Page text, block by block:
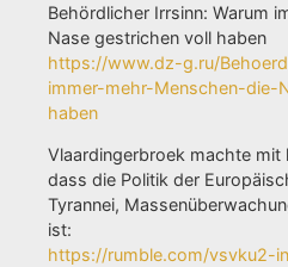
Behördlicher Irrsinn: Warum
Nase gestrichen voll haben
https://www.dz-g.ru/
immer-mehr-Menschen-die-
haben
Vlaardingerbroek machte mit
dass die Politik der
Tyrannei,
ist:
https://rumble.com/vsvku2-